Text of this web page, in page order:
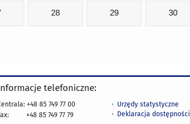
28 29 30
telefoniczne:
+48 85 749 77 00
+48 85 749 77 79
Urzędy statystyczne
Deklaracja dostępności